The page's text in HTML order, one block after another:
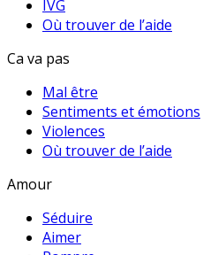
IVG
Où trouver de l’aide
Ca va pas
Mal être
Sentiments et émotions
Violences
Où trouver de l’aide
Amour
Séduire
Aimer